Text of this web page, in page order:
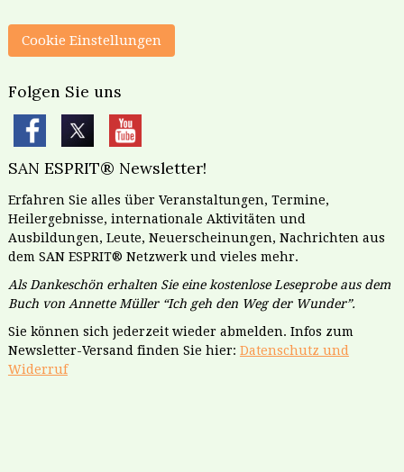
Cookie Einstellungen
Folgen Sie uns
SAN ESPRIT® Newsletter!
Erfahren Sie alles über Veranstaltungen, Termine,
Heilergebnisse, internationale Aktivitäten und
Ausbildungen, Leute, Neuerscheinungen, Nachrichten aus
dem SAN ESPRIT® Netzwerk und vieles mehr.
Als Dankeschön erhalten Sie eine kostenlose Leseprobe aus dem
Buch von Annette Müller “Ich geh den Weg der Wunder”.
Sie können sich jederzeit wieder abmelden. Infos zum
Newsletter-Versand finden Sie hier: Datenschutz und
Widerruf